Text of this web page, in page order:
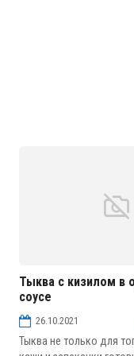
Фруктовые десерты
Тыква с кизилом в
соусе
26.10.2021
Тыква не только для